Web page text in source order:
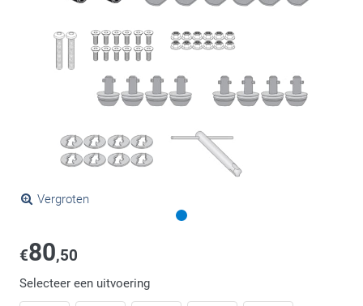
Vergroten
€80,50
Selecteer een uitvoering